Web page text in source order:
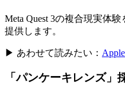
Meta Quest 3の複合現実体
提供します。
▶ あわせて読みたい：
「パンケーキレンズ